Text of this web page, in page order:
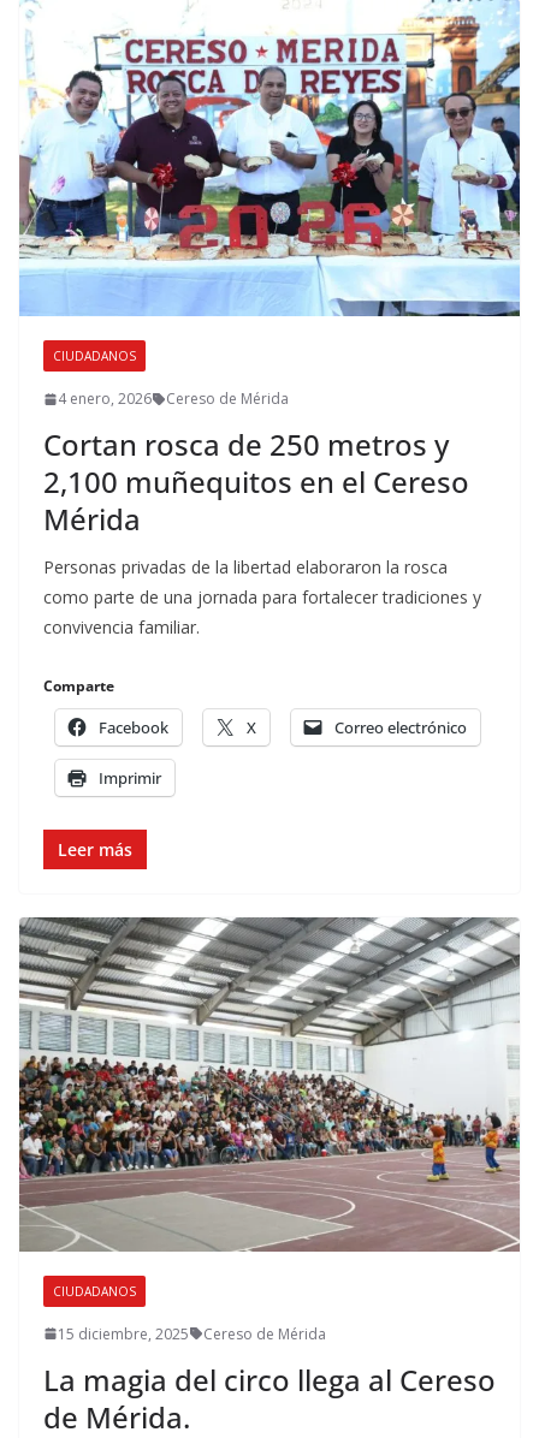
CIUDADANOS
4 enero, 2026 Cereso de Mérida
Cortan rosca de 250 metros y
2,100 muñequitos en el Cereso
Mérida
Personas privadas de la libertad elaboraron la rosca
como parte de una jornada para fortalecer tradiciones y
convivencia familiar.
Comparte
Facebook X Correo electrónico
Imprimir
Leer más
CIUDADANOS
15 diciembre, 2025 Cereso de Mérida
La magia del circo llega al Cereso
de Mérida.